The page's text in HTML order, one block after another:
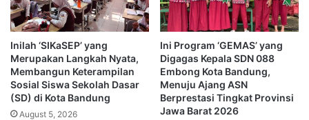
Inilah ‘SIKaSEP’ yang
Merupakan Langkah Nyata,
Membangun Keterampilan
Sosial Siswa Sekolah Dasar
(SD) di Kota Bandung
August 5, 2026
Ini Program ‘GEMAS’ yang
Digagas Kepala SDN 088
Embong Kota Bandung,
Menuju Ajang ASN
Berprestasi Tingkat Provinsi
Jawa Barat 2026